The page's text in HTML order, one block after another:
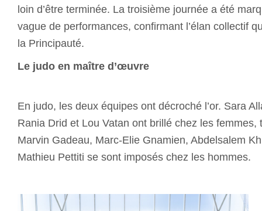
loin d’être terminée. La troisième journée a été
vague de performances, confirmant l’élan collectif
la Principauté.
Le judo en maître d’œuvre
En judo, les deux équipes ont décroché l’or. Sara
Rania Drid et Lou Vatan ont brillé chez les femmes,
Marvin Gadeau, Marc-Elie Gnamien, Abdelsalem
Mathieu Pettiti se sont imposés chez les hommes.